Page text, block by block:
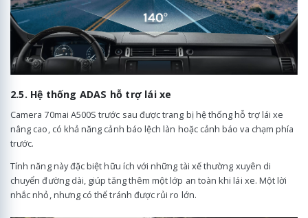
2.5. Hệ thống ADAS hỗ trợ lái xe
Camera 70mai A500S trước sau được trang bị hệ thống hỗ trợ lái xe
nâng cao, có khả năng cảnh báo lệch làn hoặc cảnh báo va chạm phía
trước.
Tính năng này đặc biệt hữu ích với những tài xế thường xuyên di
chuyển đường dài, giúp tăng thêm một lớp an toàn khi lái xe. Một lời
nhắc nhỏ, nhưng có thể tránh được rủi ro lớn.